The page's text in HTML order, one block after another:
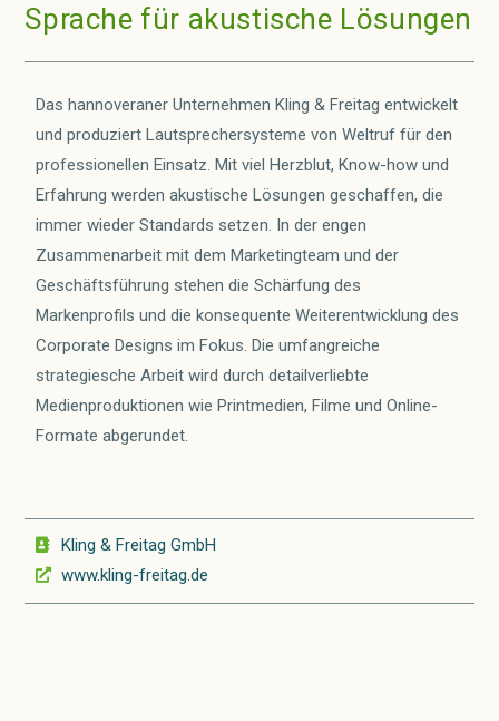
Sprache für akustische Lösungen
Das hannoveraner Unternehmen Kling & Freitag entwickelt
und produziert Lautsprechersysteme von Weltruf für den
professionellen Einsatz. Mit viel Herzblut, Know-how und
Erfahrung werden akustische Lösungen geschaffen, die
immer wieder Standards setzen. In der engen
Zusammenarbeit mit dem Marketingteam und der
Geschäftsführung stehen die Schärfung des
Markenprofils und die konsequente Weiterentwicklung des
Corporate Designs im Fokus. Die umfangreiche
strategiesche Arbeit wird durch detailverliebte
Medienproduktionen wie Printmedien, Filme und Online-
Formate abgerundet.
Kling & Freitag GmbH
www.kling-freitag.de